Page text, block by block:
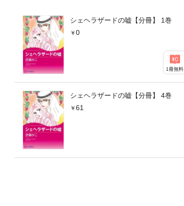
シェヘラザードの嘘【分冊】 1巻
0
1冊無料
シェヘラザードの嘘【分冊】 4巻
61